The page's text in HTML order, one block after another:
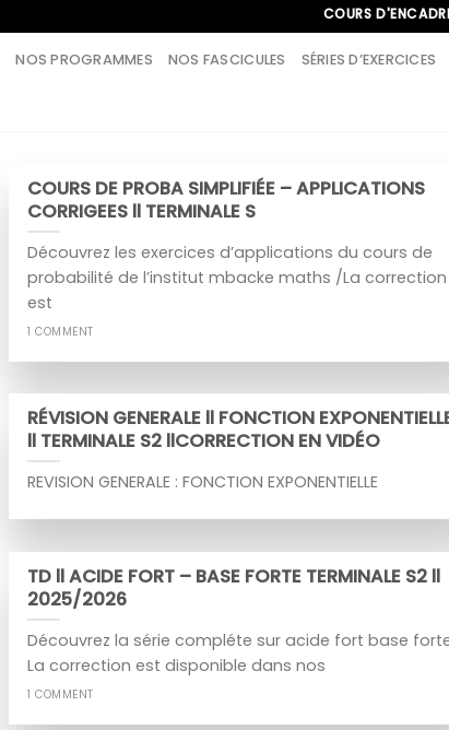
COURS
NOS PROGRAMMES NOS FASCICULES SÉRIES D’EXERCICES
COURS DE PROBA SIMPLIFIÉE – APPLICATIONS
CORRIGEES ll TERMINALE S
Découvrez les exercices d’applications du cours de
probabilité de l’institut mbacke maths /La correction
est
1 COMMENT
RÉVISION GENERALE ll FONCTION
ll TERMINALE S2 llCORRECTION EN VIDÉO
REVISION GENERALE : FONCTION EXPONENTIELLE
TD ll ACIDE FORT – BASE FORTE TERMINALE S2 ll
2025/2026
Découvrez la série compléte sur acide fort base
La correction est disponible dans nos
1 COMMENT